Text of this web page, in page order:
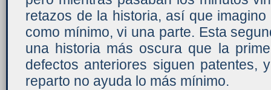
retazos de la historia, así que
como mínimo, vi una parte. Esta
una historia más oscura que la
defectos anteriores siguen patentes,
reparto no ayuda lo más mínimo.